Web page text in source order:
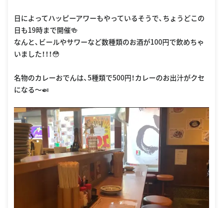
日によってハッピーアワーもやっているそうで、ちょうどこの
日も19時まで開催🍻
なんと、ビールやサワーなど数種類のお酒が100円で飲めちゃ
いました！！！😳
名物のカレーおでんは、5種類で500円！カレーのお出汁がクセ
になる〜🍛